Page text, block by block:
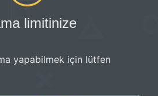
limitinize
yapabilmek için lütfen